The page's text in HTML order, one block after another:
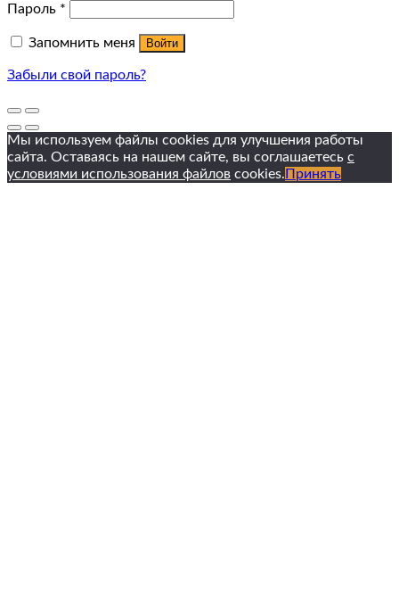
Пароль *
Запомнить меня Войти
Забыли свой пароль?
Мы используем файлы cookies для улучшения работы
сайта. Оставаясь на нашем сайте, вы соглашаетесь с
условиями использования файлов cookies. Принять